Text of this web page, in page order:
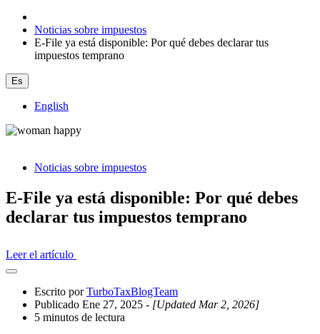
Noticias sobre impuestos
E-File ya está disponible: Por qué debes declarar tus
impuestos temprano
Es
English
Noticias sobre impuestos
E-File ya está disponible: Por qué debes
declarar tus impuestos temprano
Leer el artículo
Abrir
cajón
compartido
Escrito porTurboTaxBlogTeam
Publicado Ene 27, 2025 - [Updated Mar 2, 2026]
5 minutos de lectura